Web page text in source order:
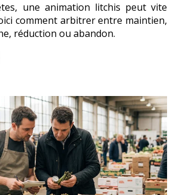
une animation litchis peut vite
comment arbitrer entre maintien,
réduction ou abandon.